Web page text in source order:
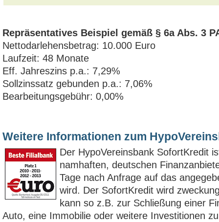
Repräsentatives Beispiel gemäß § 6a Abs. 3
Nettodarlehensbetrag: 10.000 Euro
Laufzeit: 48 Monate
Eff. Jahreszins p.a.: 7,29%
Sollzinssatz gebunden p.a.: 7,06%
Bearbeitungsgebühr: 0,00%
Weitere Informationen zum
Der HypoVereinsbank SofortKredit
namhaften, deutschen
Tage nach Anfrage auf das
wird. Der SofortKredit wird
kann so z.B. zur Schließung einer
Auto, eine Immobilie oder weitere Investitionen